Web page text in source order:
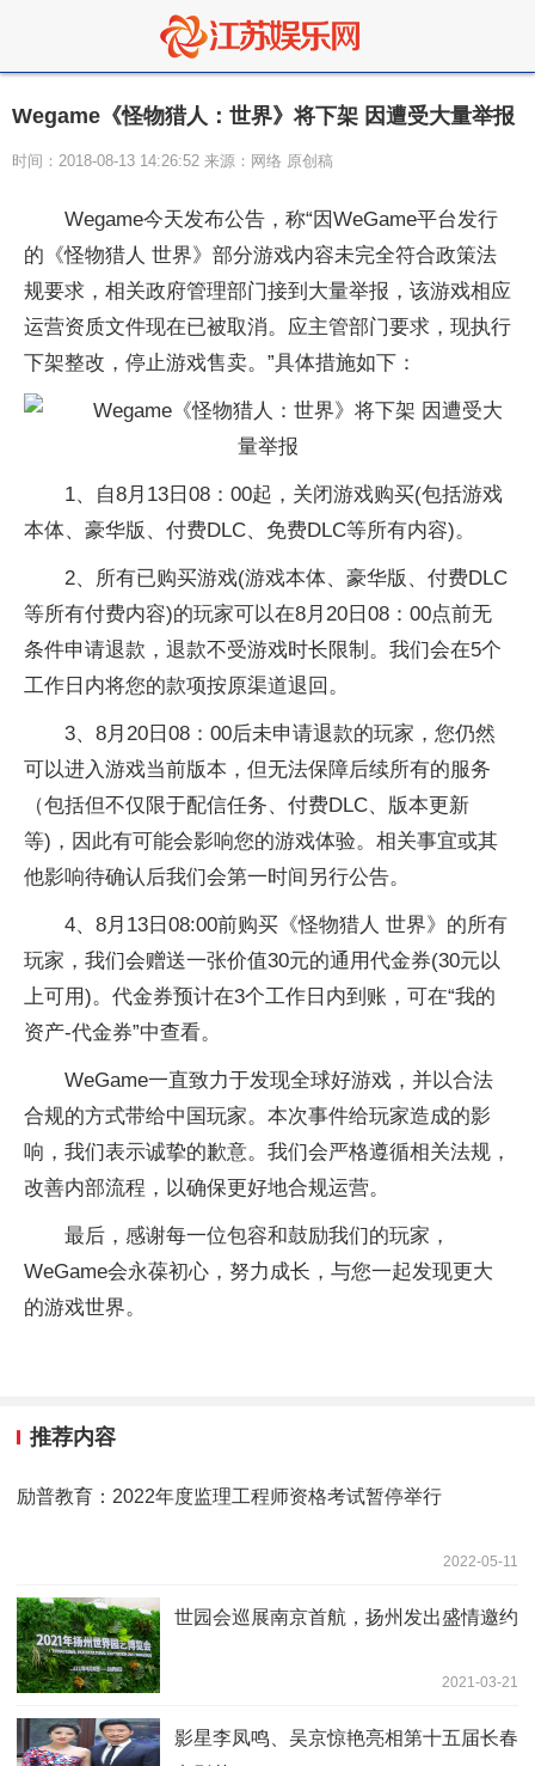
Wegame《怪物猎人：世界》将下架 因遭受大量举报
时间：2018-08-13 14:26:52 来源：网络 原创稿
Wegame今天发布公告，称“因WeGame平台发行
的《怪物猎人 世界》部分游戏内容未完全符合政策法
规要求，相关政府管理部门接到大量举报，该游戏相应
运营资质文件现在已被取消。应主管部门要求，现执行
下架整改，停止游戏售卖。”具体措施如下：
1、自8月13日08：00起，关闭游戏购买(包括游戏
本体、豪华版、付费DLC、免费DLC等所有内容)。
2、所有已购买游戏(游戏本体、豪华版、付费DLC
等所有付费内容)的玩家可以在8月20日08：00点前无
条件申请退款，退款不受游戏时长限制。我们会在5个
工作日内将您的款项按原渠道退回。
3、8月20日08：00后未申请退款的玩家，您仍然
可以进入游戏当前版本，但无法保障后续所有的服务
（包括但不仅限于配信任务、付费DLC、版本更新
等)，因此有可能会影响您的游戏体验。相关事宜或其
他影响待确认后我们会第一时间另行公告。
4、8月13日08:00前购买《怪物猎人 世界》的所有
玩家，我们会赠送一张价值30元的通用代金券(30元以
上可用)。代金券预计在3个工作日内到账，可在“我的
资产-代金券”中查看。
WeGame一直致力于发现全球好游戏，并以合法
合规的方式带给中国玩家。本次事件给玩家造成的影
响，我们表示诚挚的歉意。我们会严格遵循相关法规，
改善内部流程，以确保更好地合规运营。
最后，感谢每一位包容和鼓励我们的玩家，
WeGame会永葆初心，努力成长，与您一起发现更大
的游戏世界。
推荐内容
励普教育：2022年度监理工程师资格考试暂停举行
2022-05-11
世园会巡展南京首航，扬州发出盛情邀约
2021-03-21
影星李凤鸣、吴京惊艳亮相第十五届长春